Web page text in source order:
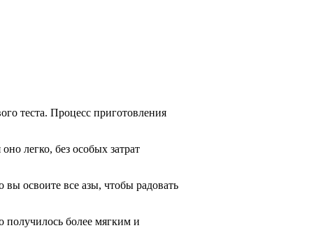
теста. Процесс приготовления
легко, без особых затрат
освоите все азы, чтобы радовать
получилось более мягким и